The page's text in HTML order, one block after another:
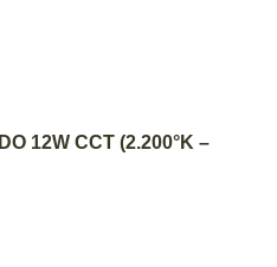
AL CARRITO
12W CCT (2.200°K –